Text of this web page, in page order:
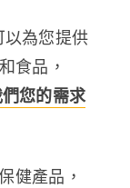
和食品，
您的需求
健產品，